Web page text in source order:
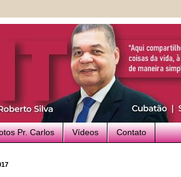
Pr. Carlos Vídeos Contato